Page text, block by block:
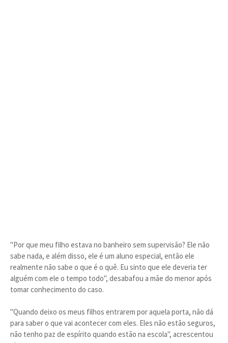
"Por que meu filho estava no banheiro sem supervisão? Ele não
sabe nada, e além disso, ele é um aluno especial, então ele
realmente não sabe o que é o quê. Eu sinto que ele deveria ter
alguém com ele o tempo todo", desabafou a mãe do menor após
tomar conhecimento do caso.
"Quando deixo os meus filhos entrarem por aquela porta, não dá
para saber o que vai acontecer com eles. Eles não estão seguros,
não tenho paz de espírito quando estão na escola", acrescentou